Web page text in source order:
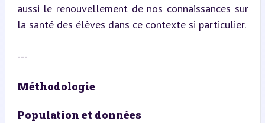
aussi le renouvellement de nos connaissances sur
la santé des élèves dans ce contexte si particulier.
---
Méthodologie
Population et données